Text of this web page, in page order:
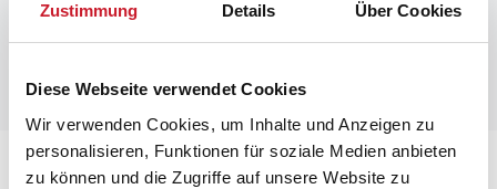
Zustimmung Details Über Cookies
Diese Webseite verwendet Cookies
Wir verwenden Cookies, um Inhalte und Anzeigen zu
personalisieren, Funktionen für soziale Medien anbieten
zu können und die Zugriffe auf unsere Website zu
Lageplan